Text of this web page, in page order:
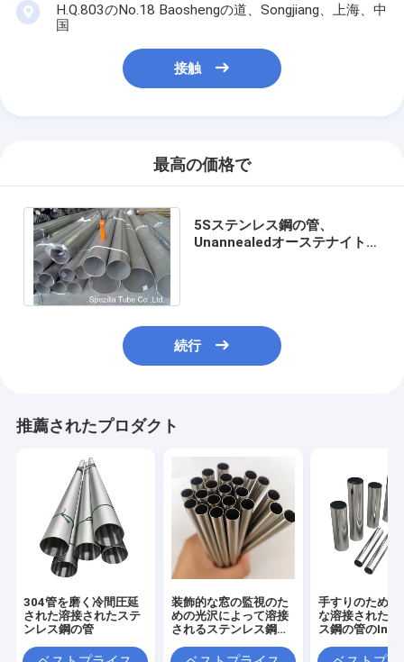
H.Q.803のNo.18 Baoshengの道、Songjiang、上海、中
国
接触
最高の価格で
5Sステンレス鋼の管、
Unannealedオーステナイトの
続行
推薦されたプロダクト
304管を磨く冷間圧延
された溶接されたステ
ンレス鋼の管
装飾的な窓の監視のた
めの光沢によって溶接
されるステンレス鋼の
手すりのための
な溶接されたス
ス鋼の管の